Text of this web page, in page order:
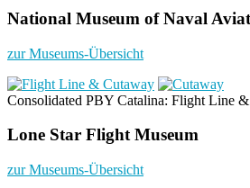
National Museum of Naval
zur Museums-Übersicht
Consolidated PBY Catalina: Flight Line
Lone Star Flight Museum
zur Museums-Übersicht